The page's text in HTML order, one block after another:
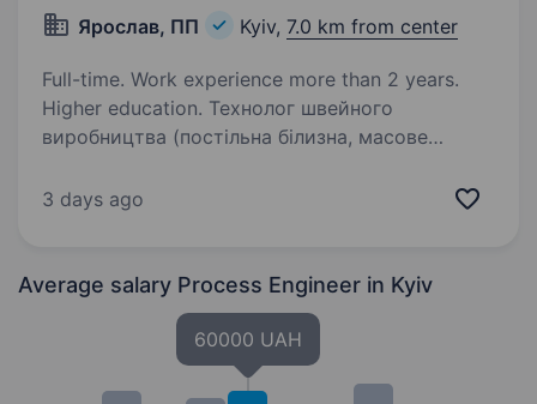
Ярослав, ПП
Kyiv, 7.0 km from center
Full-time. Work experience more than 2 years.
Higher education. Технолог швейного
виробництва (постільна білизна, масове
000 грн Концерн «Ярослав» — виробник
3 days ago
Average salary Process Engineer in Kyiv
60000 UAH